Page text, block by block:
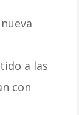
a las
con